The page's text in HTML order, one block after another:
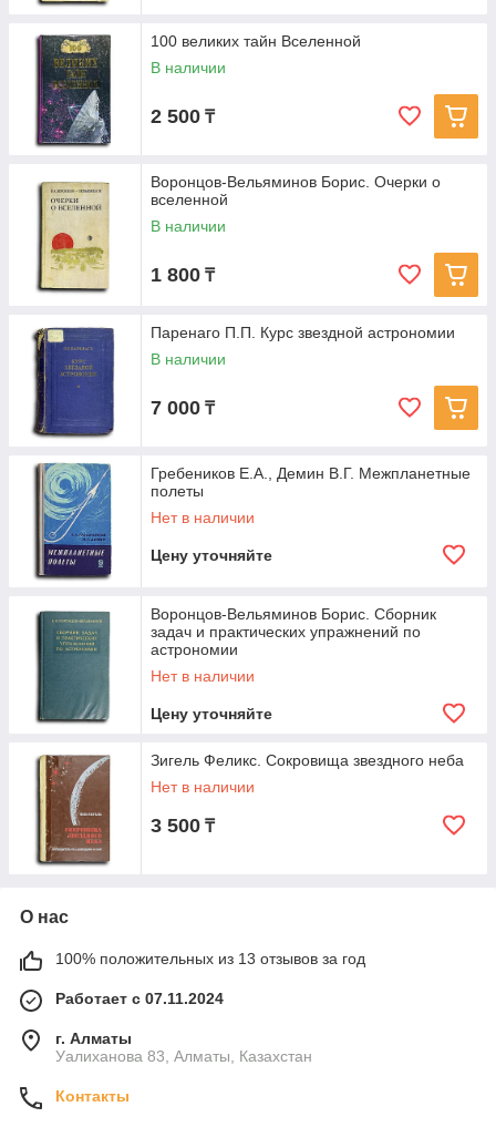
100 великих тайн Вселенной
В наличии
2 500 ₸
Воронцов-Вельяминов Борис. Очерки о
вселенной
В наличии
1 800 ₸
Паренаго П.П. Курс звездной астрономии
В наличии
7 000 ₸
Гребеников Е.А., Демин В.Г. Межпланетные
полеты
Нет в наличии
Цену уточняйте
Воронцов-Вельяминов Борис. Сборник
задач и практических упражнений по
астрономии
Нет в наличии
Цену уточняйте
Зигель Феликс. Сокровища звездного неба
Нет в наличии
3 500 ₸
О нас
100% положительных из 13 отзывов за год
Работает с 07.11.2024
г. Алматы
Уалиханова 83, Алматы, Казахстан
Контакты